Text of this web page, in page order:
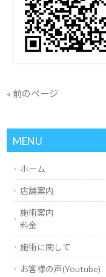
« 前のページ
MENU
ホーム
店舗案内
施術案内
料金
施術に関して
お客様の声(Youtube)